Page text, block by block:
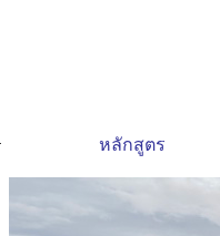
หลักสูตร